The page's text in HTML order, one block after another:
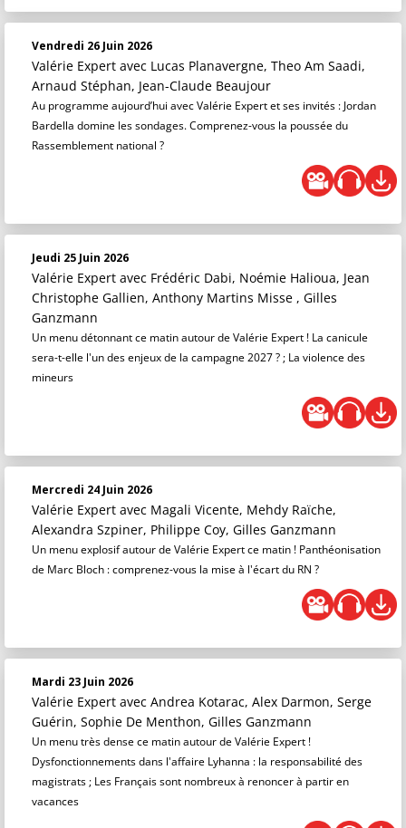
Vendredi 26 Juin 2026
Valérie Expert avec Lucas Planavergne, Theo Am Saadi,
Arnaud Stéphan, Jean-Claude Beaujour
Au programme aujourd’hui avec Valérie Expert et ses invités : Jordan
Bardella domine les sondages. Comprenez-vous la poussée du
Rassemblement national ?
Jeudi 25 Juin 2026
Valérie Expert avec Frédéric Dabi, Noémie Halioua, Jean
Christophe Gallien, Anthony Martins Misse , Gilles
Ganzmann
Un menu détonnant ce matin autour de Valérie Expert ! La canicule
sera-t-elle l'un des enjeux de la campagne 2027 ? ; La violence des
mineurs
Mercredi 24 Juin 2026
Valérie Expert avec Magali Vicente, Mehdy Raïche,
Alexandra Szpiner, Philippe Coy, Gilles Ganzmann
Un menu explosif autour de Valérie Expert ce matin ! Panthéonisation
de Marc Bloch : comprenez-vous la mise à l'écart du RN ?
Mardi 23 Juin 2026
Valérie Expert avec Andrea Kotarac, Alex Darmon, Serge
Guérin, Sophie De Menthon, Gilles Ganzmann
Un menu très dense ce matin autour de Valérie Expert !
Dysfonctionnements dans l'affaire Lyhanna : la responsabilité des
magistrats ; Les Français sont nombreux à renoncer à partir en
vacances